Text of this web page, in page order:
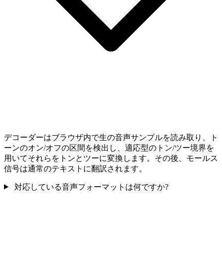
デコーダーはブラウザ内で生の音声サンプルを読み取り、ト
ーンのオン/オフの区間を検出し、適応型のトン/ツー境界を
用いてそれらをトンとツーに変換します。その後、モールス
信号は通常のテキストに翻訳されます。
対応している音声フォーマットは何ですか?